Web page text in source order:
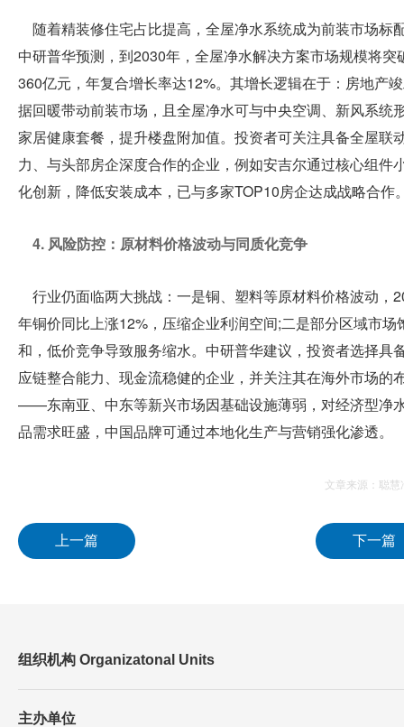
随着精装修住宅占比提高，全屋净水系统成为前装市场标
中研普华预测，到2030年，全屋净水解决方案市场规模将突
360亿元，年复合增长率达12%。其增长逻辑在于：房地产
据回暖带动前装市场，且全屋净水可与中央空调、新风系统
家居健康套餐，提升楼盘附加值。投资者可关注具备全屋联
力、与头部房企深度合作的企业，例如安吉尔通过核心组件
化创新，降低安装成本，已与多家TOP10房企达成战略合作
4. 风险防控：原材料价格波动与同质化竞争
行业仍面临两大挑战：一是铜、塑料等原材料价格波动，
年铜价同比上涨12%，压缩企业利润空间;二是部分区域市场
和，低价竞争导致服务缩水。中研普华建议，投资者选择具
应链整合能力、现金流稳健的企业，并关注其在海外市场的
——东南亚、中东等新兴市场因基础设施薄弱，对经济型净
品需求旺盛，中国品牌可通过本地化生产与营销强化渗透。
文章来源：聪
上一篇 下一篇
组织机构 Organizatonal Units
主办单位